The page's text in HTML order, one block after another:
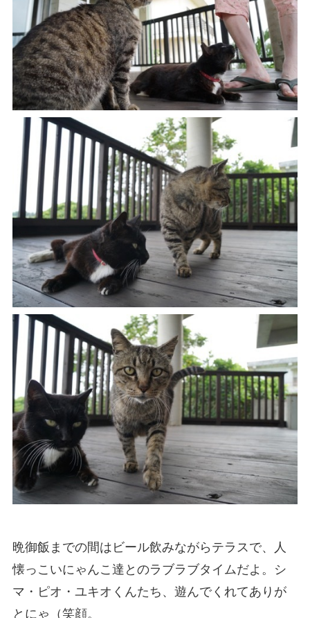
晩御飯までの間はビール飲みながらテラスで、人
懐っこいにゃんこ達とのラブラブタイムだよ。シ
マ・ピオ・ユキオくんたち、遊んでくれてありが
とにゃ（笑顔。